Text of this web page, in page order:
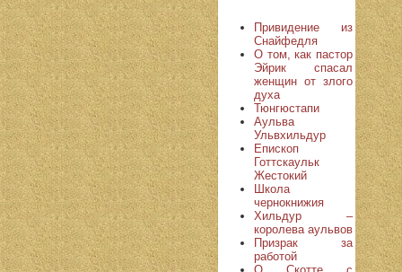
Привидение из
Снайфедля
О том, как пастор
Эйрик спасал
женщин от злого
духа
Тюнгюстапи
Аульва
Ульвхильдур
Епископ
Готтскаульк
Жестокий
Школа
чернокнижия
Хильдур –
королева аульвов
Призрак за
работой